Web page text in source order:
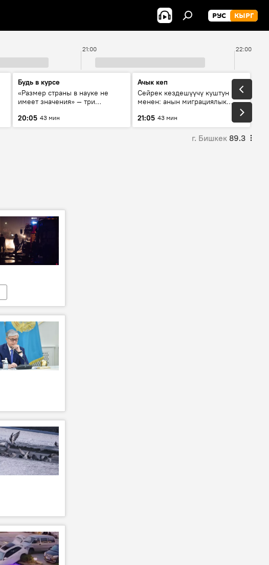
РУС КЫРГ
21:00 22:00
Будь в курсе
«Размер страны в науке не
имеет значения» — три
России и Кыргызстана в
образовании и исследованиях
20:05 43 мин
Ачык кеп
Сейрек кездешүүчү куштун изи
менен: анын миграциялык
21:05 43 мин
г. Бишкек 89.3